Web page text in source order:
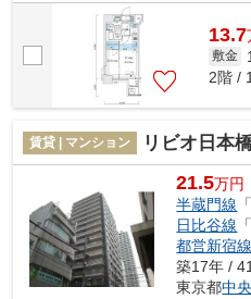
穏やかな雰囲気の町並みも人気の理...
13.7
敷金
2階 /
賃貸 | マンション リビオ日本
21.5万円
半蔵門線
日比谷線 「
都営新宿線
築17年 /
東京都中